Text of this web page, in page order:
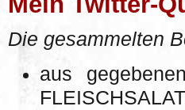
Die gesammelten
aus